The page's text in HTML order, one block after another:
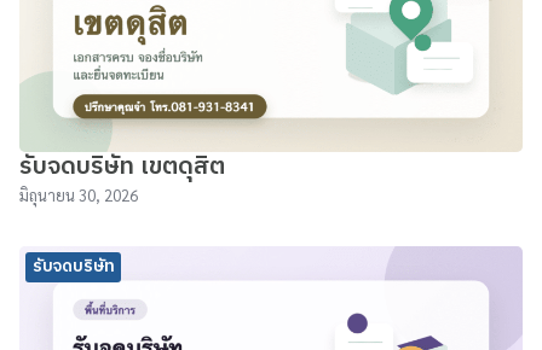
รับจดบริษัท เขตดุสิต
มิถุนายน 30, 2026
รับจดบริษัท